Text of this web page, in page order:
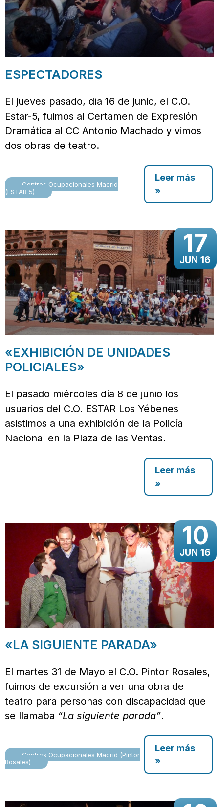
ESPECTADORES
El jueves pasado, día 16 de junio, el C.O.
Estar-5, fuimos al Certamen de Expresión
Dramática al CC Antonio Machado y vimos
dos obras de teatro.
Centros Ocupacionales Madrid
(ESTAR 5)
Leer más
»
17
JUN 16
«EXHIBICIÓN DE UNIDADES
POLICIALES»
El pasado miércoles día 8 de junio los
usuarios del C.O. ESTAR Los Yébenes
asistimos a una exhibición de la Policía
Nacional en la Plaza de las Ventas.
Leer más
»
10
JUN 16
«LA SIGUIENTE PARADA»
El martes 31 de Mayo el C.O. Pintor Rosales,
fuimos de excursión a ver una obra de
teatro para personas con discapacidad que
se llamaba “La siguiente parada”.
Centros Ocupacionales Madrid (Pintor
Rosales)
Leer más
»